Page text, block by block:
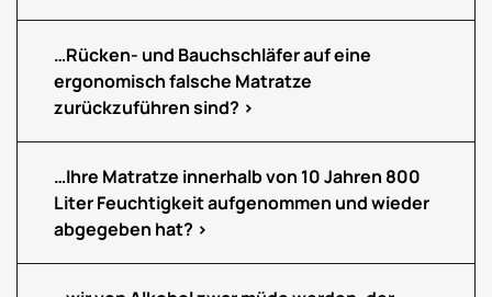
…Rücken- und Bauchschläfer auf eine
ergonomisch falsche Matratze
zurückzuführen sind?
…Ihre Matratze innerhalb von 10 Jahren 800
Liter Feuchtigkeit aufgenommen und wieder
abgegeben hat?